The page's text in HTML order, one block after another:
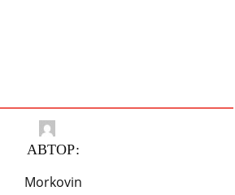
АВТОР:
Morkovin